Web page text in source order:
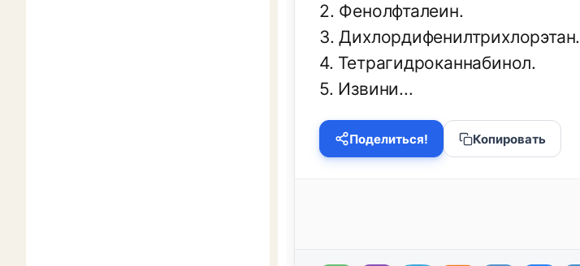
2. Фенолфталеин.
3. Дихлордифенилтрихлорэтан.
4. Тетрагидроканнабинол.
5. Извини...
Поделиться! Копировать